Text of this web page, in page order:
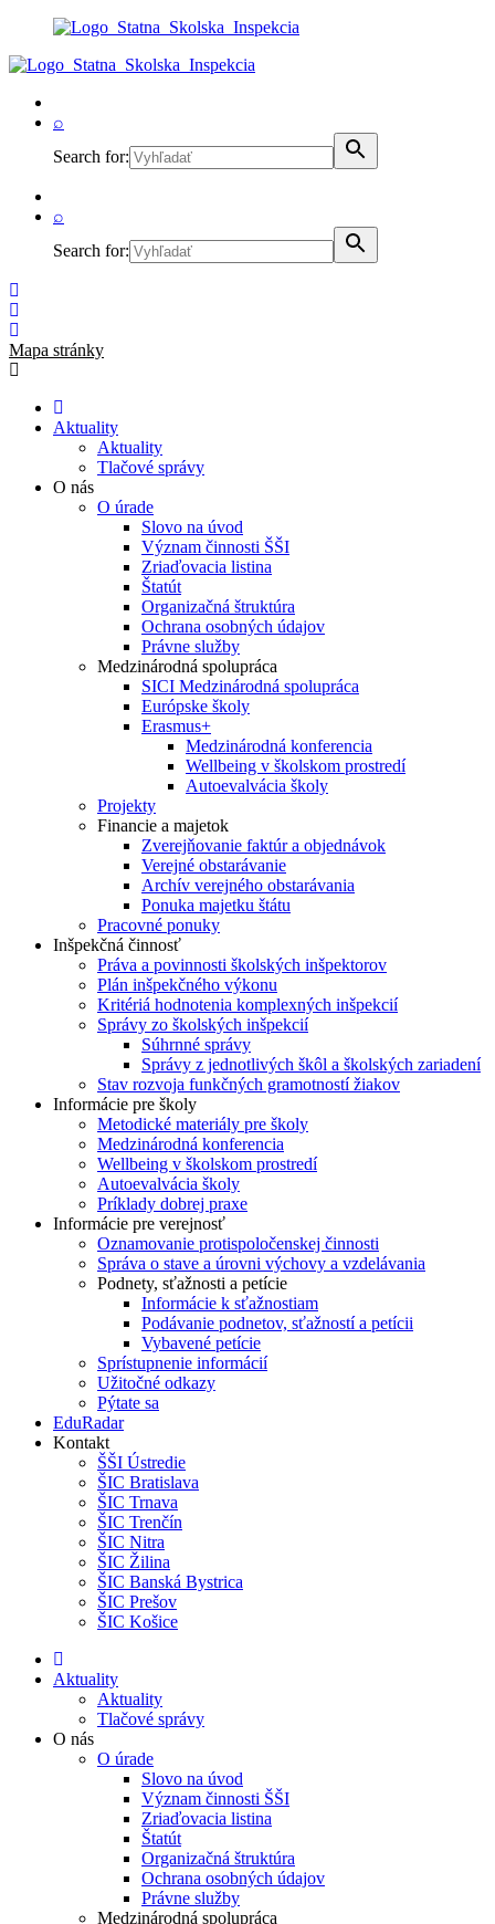
⌕
Search for:
⌕
Search for:
Mapa stránky
Aktuality
Aktuality
Tlačové správy
O nás
O úrade
Slovo na úvod
Význam činnosti ŠŠI
Zriaďovacia listina
Štatút
Organizačná štruktúra
Ochrana osobných údajov
Právne služby
Medzinárodná spolupráca
SICI Medzinárodná spolupráca
Európske školy
Erasmus+
Medzinárodná konferencia
Wellbeing v školskom prostredí
Autoevalvácia školy
Projekty
Financie a majetok
Zverejňovanie faktúr a objednávok
Verejné obstarávanie
Archív verejného obstarávania
Ponuka majetku štátu
Pracovné ponuky
Inšpekčná činnosť
Práva a povinnosti školských inšpektorov
Plán inšpekčného výkonu
Kritériá hodnotenia komplexných inšpekcií
Správy zo školských inšpekcií
Súhrnné správy
Správy z jednotlivých škôl a školských zariadení
Stav rozvoja funkčných gramotností žiakov
Informácie pre školy
Metodické materiály pre školy
Medzinárodná konferencia
Wellbeing v školskom prostredí
Autoevalvácia školy
Príklady dobrej praxe
Informácie pre verejnosť
Oznamovanie protispoločenskej činnosti
Správa o stave a úrovni výchovy a vzdelávania
Podnety, sťažnosti a petície
Informácie k sťažnostiam
Podávanie podnetov, sťažností a petícii
Vybavené petície
Sprístupnenie informácií
Užitočné odkazy
Pýtate sa
EduRadar
Kontakt
ŠŠI Ústredie
ŠIC Bratislava
ŠIC Trnava
ŠIC Trenčín
ŠIC Nitra
ŠIC Žilina
ŠIC Banská Bystrica
ŠIC Prešov
ŠIC Košice
Aktuality
Aktuality
Tlačové správy
O nás
O úrade
Slovo na úvod
Význam činnosti ŠŠI
Zriaďovacia listina
Štatút
Organizačná štruktúra
Ochrana osobných údajov
Právne služby
Medzinárodná spolupráca